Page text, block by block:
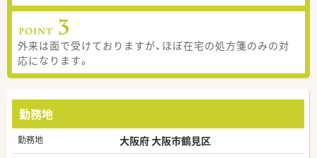
外来は面で受けておりますが、ほぼ在宅の処方箋のみの対
応になります。
勤務地
勤務地 大阪府 大阪市鶴見区